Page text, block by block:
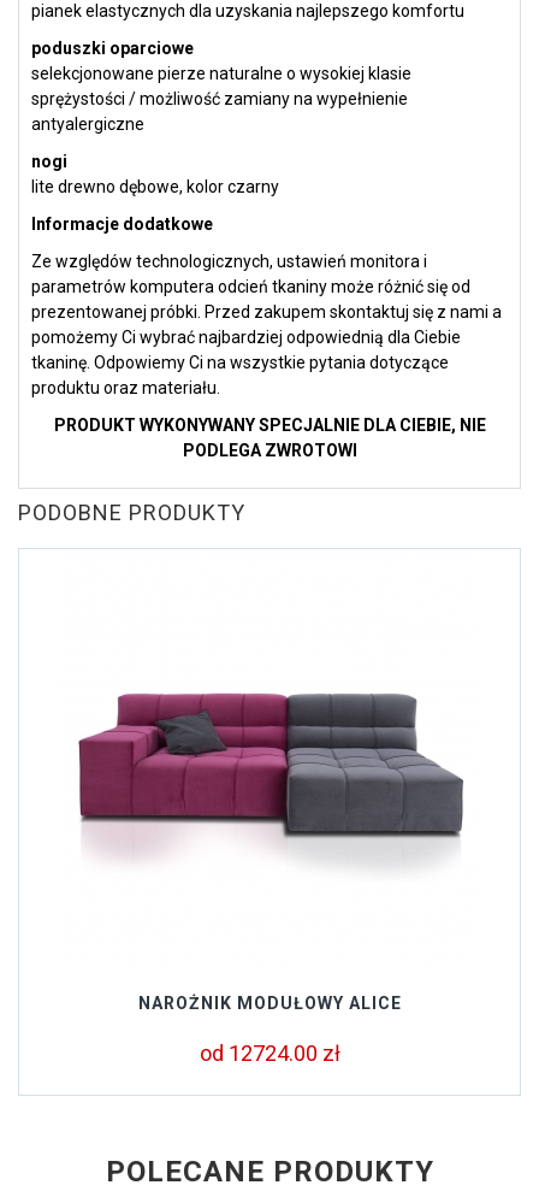
pianek elastycznych dla uzyskania najlepszego komfortu
poduszki oparciowe
selekcjonowane pierze naturalne o wysokiej klasie
sprężystości / możliwość zamiany na wypełnienie
antyalergiczne
nogi
lite drewno dębowe, kolor czarny
Informacje dodatkowe
Ze względów technologicznych, ustawień monitora i
parametrów komputera odcień tkaniny może różnić się od
prezentowanej próbki. Przed zakupem skontaktuj się z nami a
pomożemy Ci wybrać najbardziej odpowiednią dla Ciebie
tkaninę. Odpowiemy Ci na wszystkie pytania dotyczące
produktu oraz materiału.
PRODUKT WYKONYWANY SPECJALNIE DLA CIEBIE, NIE
PODLEGA ZWROTOWI
PODOBNE PRODUKTY
NAROŻNIK MODUŁOWY ALICE
od 12724.00 zł
POLECANE PRODUKTY